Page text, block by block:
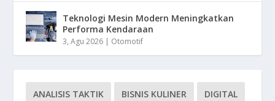
Teknologi Mesin Modern Meningkatkan
Performa Kendaraan
3, Agu 2026 | Otomotif
ANALISIS TAKTIK BISNIS KULINER DIGITAL